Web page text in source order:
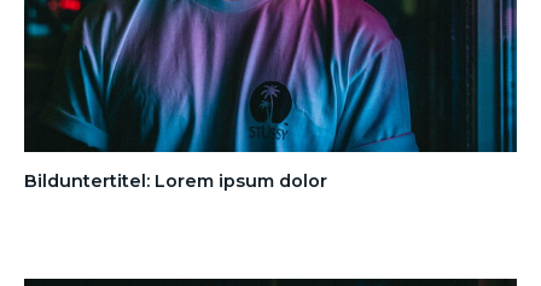
Bilduntertitel: Lorem ipsum dolor